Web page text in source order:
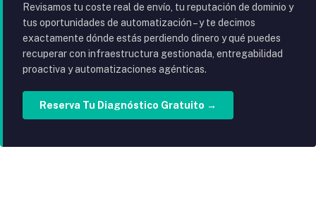
Revisamos tu coste real de envío, tu reputación de dominio y
tus oportunidades de automatización – y te decimos
exactamente dónde estás perdiendo dinero y qué puedes
recuperar con infraestructura gestionada, entregabilidad
proactiva y automatizaciones agénticas.
Reserva Tu Diagnóstico Gratuito →